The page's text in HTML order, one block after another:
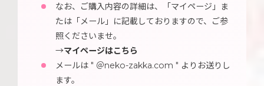
なお、ご購入内容の詳細は、「マイページ」ま
たは「メール」に記載しておりますので、ご参
照くださいませ。
→マイページはこちら
メールは " ＠neko-zakka.com " よりお送りし
ます。